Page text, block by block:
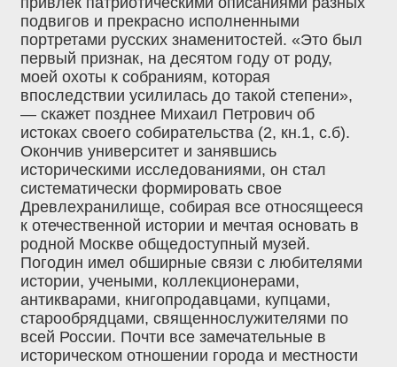
подвигов и прекрасно исполненными
портретами русских знаменитостей. «Это был
первый признак, на десятом году от роду,
моей охоты к собраниям, которая
впоследствии усилилась до такой степени»,
— скажет позднее Михаил Петрович об
истоках своего собирательства (2, кн.1, с.б).
Окончив университет и занявшись
историческими исследованиями, он стал
систематически формировать свое
Древлехранилище, собирая все относящееся
к отечественной истории и мечтая основать в
родной Москве общедоступный музей.
Погодин имел обширные связи с любителями
истории, учеными, коллекционерами,
антикварами, книгопродавцами, купцами,
старообрядцами, священнослужителями по
всей России. Почти все замечательные в
историческом отношении города и местности